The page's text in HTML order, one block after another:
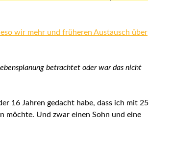
wir mehr und früheren Austausch über
betrachtet oder war das nicht
16 Jahren gedacht habe, dass ich mit 25
möchte. Und zwar einen Sohn und eine